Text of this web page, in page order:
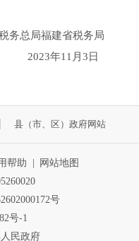
务总局福建省税务局
2023年1 1 月3日
县（市、区）政府网站
帮助
网站地图
号
号-1
民政府